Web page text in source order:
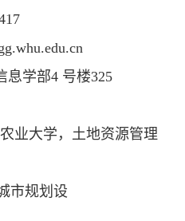
息学部4 号楼325
业大学，土地资源管理
市规划设